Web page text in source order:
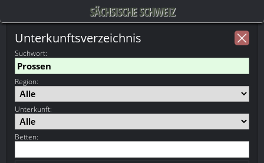
SÄCHSISCHE SCHWEIZ
Unterkunftsverzeichnis
Suchwort:
Region:
Unterkunft:
Betten: